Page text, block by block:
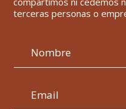
terceras personas o